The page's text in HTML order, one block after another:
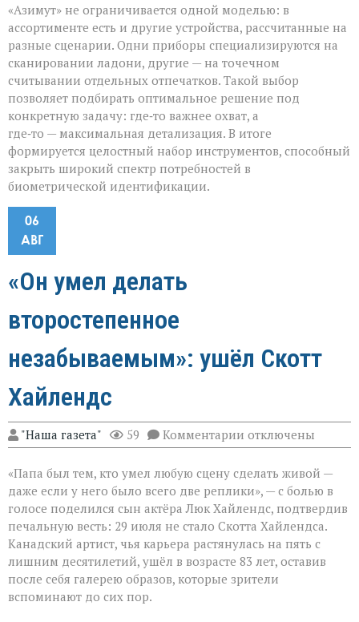
«Азимут» не ограничивается одной моделью: в
ассортименте есть и другие устройства, рассчитанные на
разные сценарии. Одни приборы специализируются на
сканировании ладони, другие — на точечном
считывании отдельных отпечатков. Такой выбор
позволяет подбирать оптимальное решение под
конкретную задачу: где‑то важнее охват, а
где‑то — максимальная детализация. В итоге
формируется целостный набор инструментов, способный
закрыть широкий спектр потребностей в
биометрической идентификации.
06
АВГ
«Он умел делать
второстепенное
незабываемым»: ушёл Скотт
Хайлендс
"Наша газета" 59 Комментарии к
записи
умел
делать
второстепенное
незабываемым»:
ушёл
Скотт
Хайлендс
отключены
«Папа был тем, кто умел любую сцену сделать живой —
даже если у него было всего две реплики», — с болью в
голосе поделился сын актёра Люк Хайлендс, подтвердив
печальную весть: 29 июля не стало Скотта Хайлендса.
Канадский артист, чья карьера растянулась на пять с
лишним десятилетий, ушёл в возрасте 83 лет, оставив
после себя галерею образов, которые зрители
вспоминают до сих пор.